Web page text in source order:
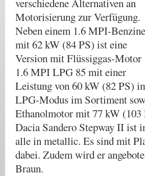
verschiedene Alternativen an
Motorisierung zur Verfügung.
Neben einem 1.6 MPI-
mit 62 kW (84 PS) ist eine
Version mit Flüssiggas-Motor
1.6 MPI LPG 85 mit einer
Leistung von 60 kW (82 PS)
LPG-Modus im Sortiment
Ethanolmotor mit 77 kW
Dacia Sandero Stepway II ist
alle in metallic. Es sind mit
dabei. Zudem wird er
Braun.